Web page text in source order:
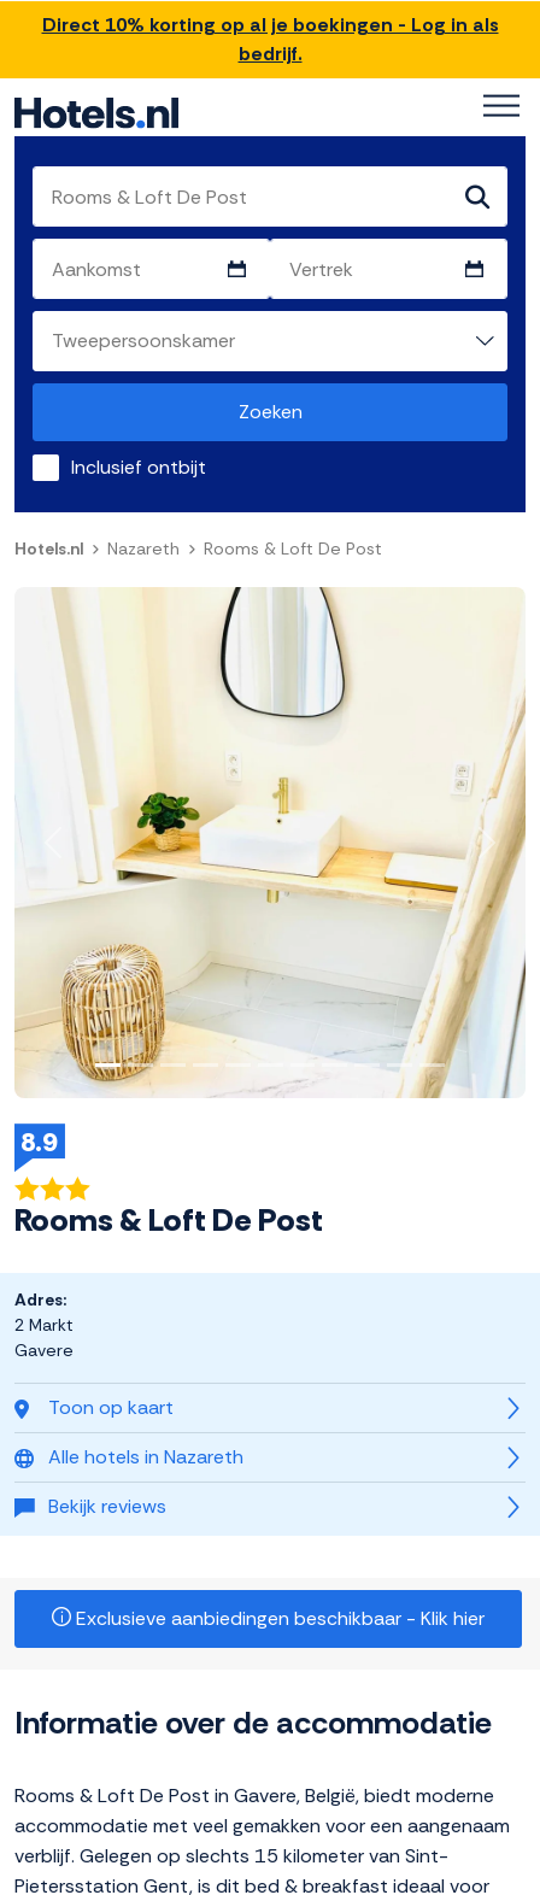
Direct 10% korting op al je boekingen - Log in als
bedrijf.
Zoeken
Inclusief ontbijt
Hotels.nl Nazareth Rooms & Loft De Post
8.9
Rooms & Loft De Post
Toon op kaart
Alle hotels in Nazareth
Bekijk reviews
Adres:
2 Markt
Gavere
Exclusieve aanbiedingen beschikbaar - Klik hier
Informatie over de accommodatie
Rooms & Loft De Post in Gavere, België, biedt moderne
accommodatie met veel gemakken voor een aangenaam
verblijf. Gelegen op slechts 15 kilometer van Sint-
Pietersstation Gent, is dit bed & breakfast ideaal voor